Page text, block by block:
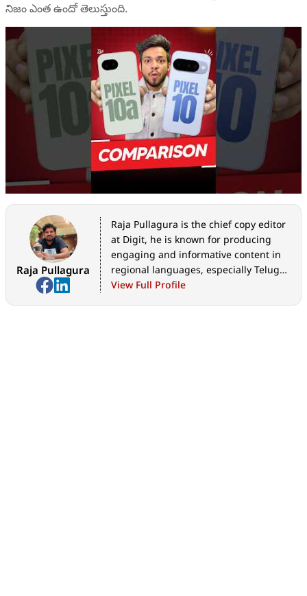
నిజం ఎంత ఉందో తెలుస్తుంది.
Raja Pullagura
Raja Pullagura is the chief copy editor
at Digit, he is known for producing
engaging and informative content in
regional languages, especially Telugu.
With a growing interest in technology
View Full Profile